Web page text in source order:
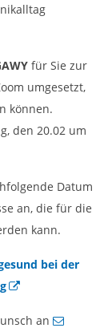
für Sie zur
umgesetzt,
können.
den 20.02 um
Datum
an, die für die
kann.
bei der
an